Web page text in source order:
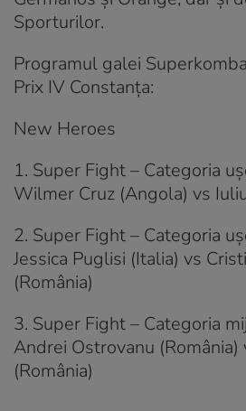
Sporturilor.
Programul galei
Prix IV Constanţa:
New Heroes
1. Super Fight – Categoria
Wilmer Cruz (Angola) vs
2. Super Fight – Categoria
Jessica Puglisi (Italia) vs
(România)
3. Super Fight – Categoria
Andrei Ostrovanu (România)
(România)